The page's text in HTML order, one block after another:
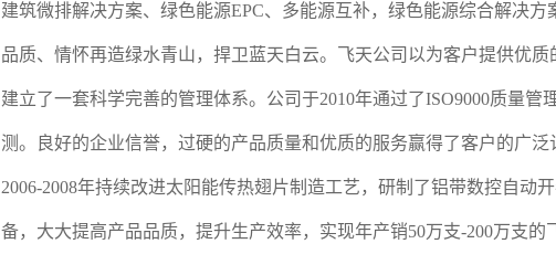
建筑微排解决方案、绿色能源EPC、多能源互补，绿色能源综合解决
品质、情怀再造绿水青山，捍卫蓝天白云。飞天公司以为客户提供优
建立了一套科学完善的管理体系。公司于2010年通过了ISO9000质量
测。良好的企业信誉，过硬的产品质量和优质的服务赢得了客户的广
2006-2008年持续改进太阳能传热翅片制造工艺，研制了铝带数控自
备，大大提高产品品质，提升生产效率，实现年产销50万支-200万支